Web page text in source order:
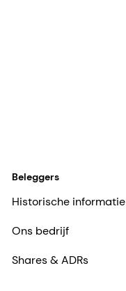
Beleggers
Historische informatie
Ons bedrijf
Shares & ADRs